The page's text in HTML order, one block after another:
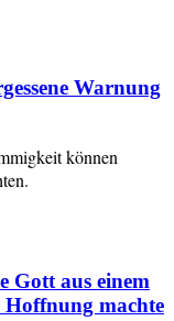
Warnung
können
Gott aus einem
Hoffnung machte